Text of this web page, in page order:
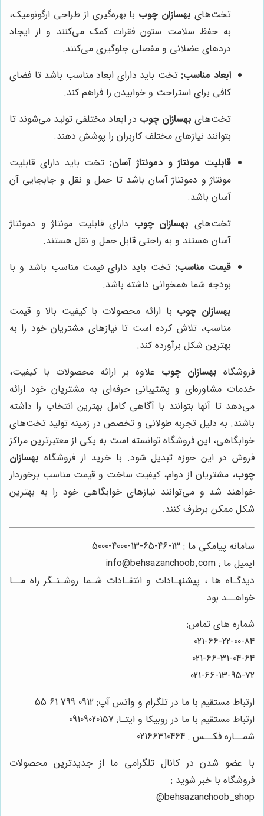
تخت‌های بهسازان چوب با بهره‌گیری از طراحی ارگونومیک،
به حفظ سلامت ستون فقرات کمک می‌کنند و از ایجاد
دردهای عضلانی و مفصلی جلوگیری می‌کنند.
ابعاد مناسب: تخت باید دارای ابعاد مناسب باشد تا فضای
کافی برای استراحت و خوابیدن را فراهم کند.
تخت‌های بهسازان چوب در ابعاد مختلفی تولید می‌شوند تا
بتوانند نیازهای مختلف کاربران را پوشش دهند.
قابلیت مونتاژ و دمونتاژ آسان: تخت باید دارای قابلیت
مونتاژ و دمونتاژ آسان باشد تا حمل و نقل و جابجایی آن
آسان باشد.
تخت‌های بهسازان چوب دارای قابلیت مونتاژ و دمونتاژ
آسان هستند و به راحتی قابل حمل و نقل هستند.
قیمت مناسب: تخت باید دارای قیمت مناسب باشد و با
بودجه شما همخوانی داشته باشد.
بهسازان چوب با ارائه محصولات با کیفیت بالا و قیمت
مناسب، تلاش کرده است تا نیازهای مشتریان خود را به
بهترین شکل برآورده کند.
فروشگاه بهسازان چوب علاوه بر ارائه محصولات با کیفیت،
خدمات مشاوره‌ای و پشتیبانی حرفه‌ای به مشتریان خود ارائه
می‌دهد تا آنها بتوانند با آگاهی کامل بهترین انتخاب را داشته
باشند. به دلیل تجربه طولانی و تخصص در زمینه تولید تخت‌های
خوابگاهی، این فروشگاه توانسته است به یکی از معتبرترین مراکز
فروش در این حوزه تبدیل شود. با خرید از فروشگاه بهسازان
چوب، مشتریان از دوام، کیفیت ساخت و قیمت مناسب برخوردار
خواهند شد و می‌توانند نیازهای خوابگاهی خود را به بهترین
شکل ممکن برطرف کنند.
سامانه پیامکی ما : 13-46-65-13-4000-5000
ایمیل ما : info@behsazanchoob.com
دیدگـاه ها ، پیشنهـادات و انتقـادات شـما روشـنـگر راه مــا
خواهــد بود
شماره های تماس:
021-66-22-00-84
021-66-31-04-64
021-66-13-95-72
ارتباط مستقیم با ما در تلگرام و واتس آپ: 0912 799 61 55
ارتباط مستقیم با ما در روبیکا و ایتـا: 09109020157
شمــاره فکــس : 02166310464
با عضو شدن در کانال تلگرامی ما از جدیدترین محصولات
فروشگاه با خبر شوید :
behsazanchoob_shop@